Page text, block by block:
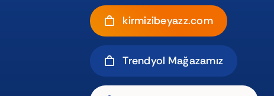
kirmizibeyazz.com
Trendyol Mağazamız